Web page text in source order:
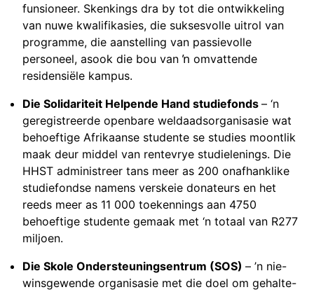
funsioneer. Skenkings dra by tot die ontwikkeling
van nuwe kwalifikasies, die suksesvolle uitrol van
programme, die aanstelling van passievolle
personeel, asook die bou van ŉ omvattende
residensiële kampus.
Die Solidariteit Helpende Hand studiefonds – ‘n
geregistreerde openbare weldaadsorganisasie wat
behoeftige Afrikaanse studente se studies moontlik
maak deur middel van rentevrye studielenings. Die
HHST administreer tans meer as 200 onafhanklike
studiefondse namens verskeie donateurs en het
reeds meer as 11 000 toekennings aan 4750
behoeftige studente gemaak met ‘n totaal van R277
miljoen.
Die Skole Ondersteuningsentrum (SOS) – ’n nie-
winsgewende organisasie met die doel om gehalte-